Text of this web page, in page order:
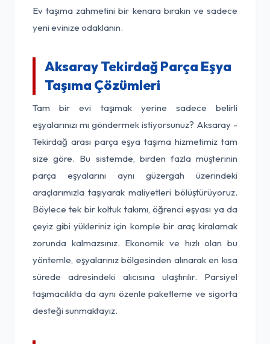
Ev taşıma zahmetini bir kenara bırakın ve sadece
yeni evinize odaklanın.
Aksaray Tekirdağ Parça Eşya
Taşıma Çözümleri
Tam bir evi taşımak yerine sadece belirli
eşyalarınızı mı göndermek istiyorsunuz? Aksaray -
Tekirdağ arası parça eşya taşıma hizmetimiz tam
size göre. Bu sistemde, birden fazla müşterinin
parça eşyalarını aynı güzergah üzerindeki
araçlarımızla taşıyarak maliyetleri bölüştürüyoruz.
Böylece tek bir koltuk takımı, öğrenci eşyası ya da
çeyiz gibi yükleriniz için komple bir araç kiralamak
zorunda kalmazsınız. Ekonomik ve hızlı olan bu
yöntemle, eşyalarınız bölgesinden alınarak en kısa
sürede adresindeki alıcısına ulaştırılır. Parsiyel
taşımacılıkta da aynı özenle paketleme ve sigorta
desteği sunmaktayız.